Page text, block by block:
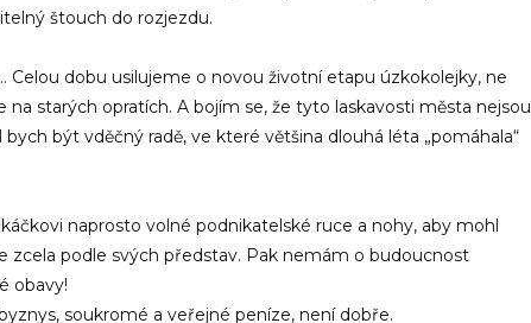
štouch do rozjezdu.
Celou dobu usilujeme o novou životní etapu úzkokolejky, ne
na starých opratích. A bojím se, že tyto laskavosti města nejsou
být vděčný radě, ve které většina dlouhá léta „pomáhala“
naprosto volné podnikatelské ruce a nohy, aby mohl
zcela podle svých představ. Pak nemám o budoucnost
obavy!
soukromé a veřejné peníze, není dobře.